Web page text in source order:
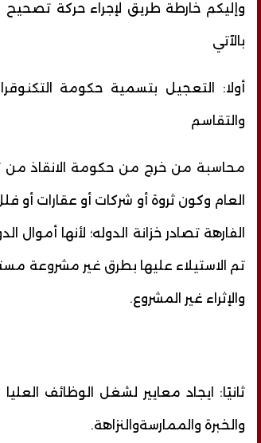
وإليكم خارطة طريق لإجراء حركة
بالآتي
أولا: التعجيل بتسمية حكومة
والتقاسم
محاسبة من خرج من حكومة الانقاذ من
العام وكون ثروة أو شركات أو عقارات أو
الفارهة تصادر خزانة الدوله؛ لأنها
تم الاستيلاء عليها بطرق غير مشروعة
والإثراء غير المشروع.
ثانيًا: ايجاد معايير لشغل الوظائف
والخبرة والممارسةوالنزاهة.